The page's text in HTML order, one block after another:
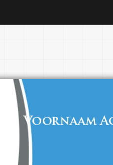
Voornaam